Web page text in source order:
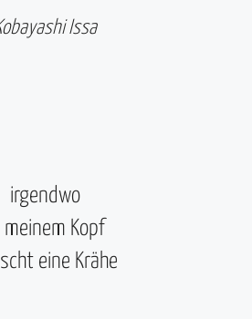
Issa
irgendwo
meinem Kopf
eine Krähe